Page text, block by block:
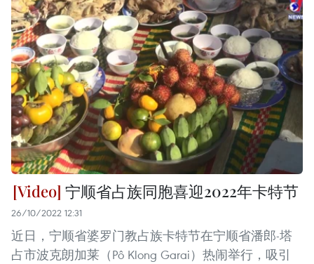
宁顺省占族同胞喜迎2022年卡特节
26/10/2022 12:31
近日，宁顺省婆罗门教占族卡特节在宁顺省潘郎-塔
占市波克朗加莱（Pô Klong Garai）热闹举行，吸引